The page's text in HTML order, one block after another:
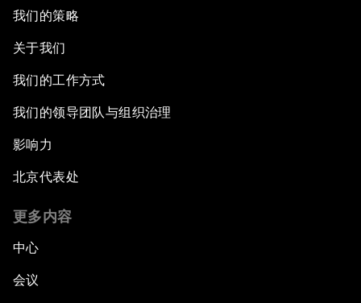
我们的策略
关于我们
我们的工作方式
我们的领导团队与组织治理
影响力
北京代表处
更多内容
中心
会议